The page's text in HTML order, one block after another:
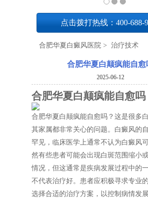
点击拨打热线：400-688-
合肥华夏白癜风医院 > 治疗技术
合肥华夏白颠疯能自愈
2025-06-12
合肥华夏白颠疯能自愈吗
合肥华夏白颠疯能自愈吗？这是很多
其家属都非常关心的问题。白癜风的
罕见，临床医学上通常不认为白癜风
然有些患者可能会出现白斑范围缩小
情况，但这通常是疾病发展过程中的
不代表治疗好。患者应积极寻求专业
选择合适的治疗方案，以控制病情发